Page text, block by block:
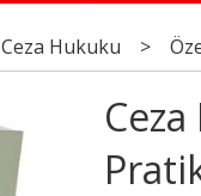
Ceza Hukuku >